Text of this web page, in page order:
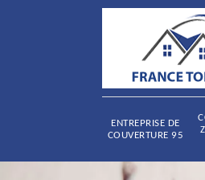
ENTREPRISE DE
COUVERTURE 95